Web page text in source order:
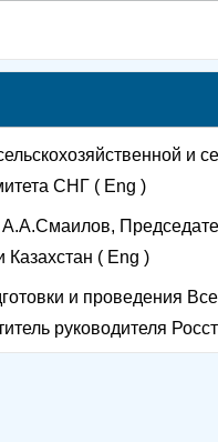
и
СНГ ( Eng )
А.А.Смаилов,
Казахстан ( Eng )
и проведения
руководителя